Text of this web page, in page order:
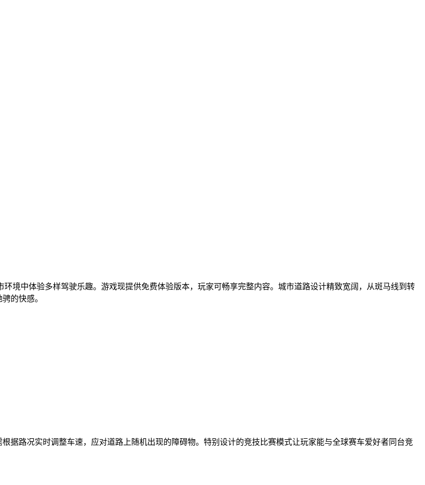
境中体验多样驾驶乐趣。游戏现提供免费体验版本，玩家可畅享完整内容。城市道路设计精致宽阔，从斑马线到转
的快感。
据路况实时调整车速，应对道路上随机出现的障碍物。特别设计的竞技比赛模式让玩家能与全球赛车爱好者同台竞